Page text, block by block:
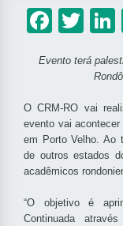
Evento terá
O CRM-RO vai
evento vai
em Porto Velho. Ao
de outros estados
acadêmicos
“O objetivo é
Continuada